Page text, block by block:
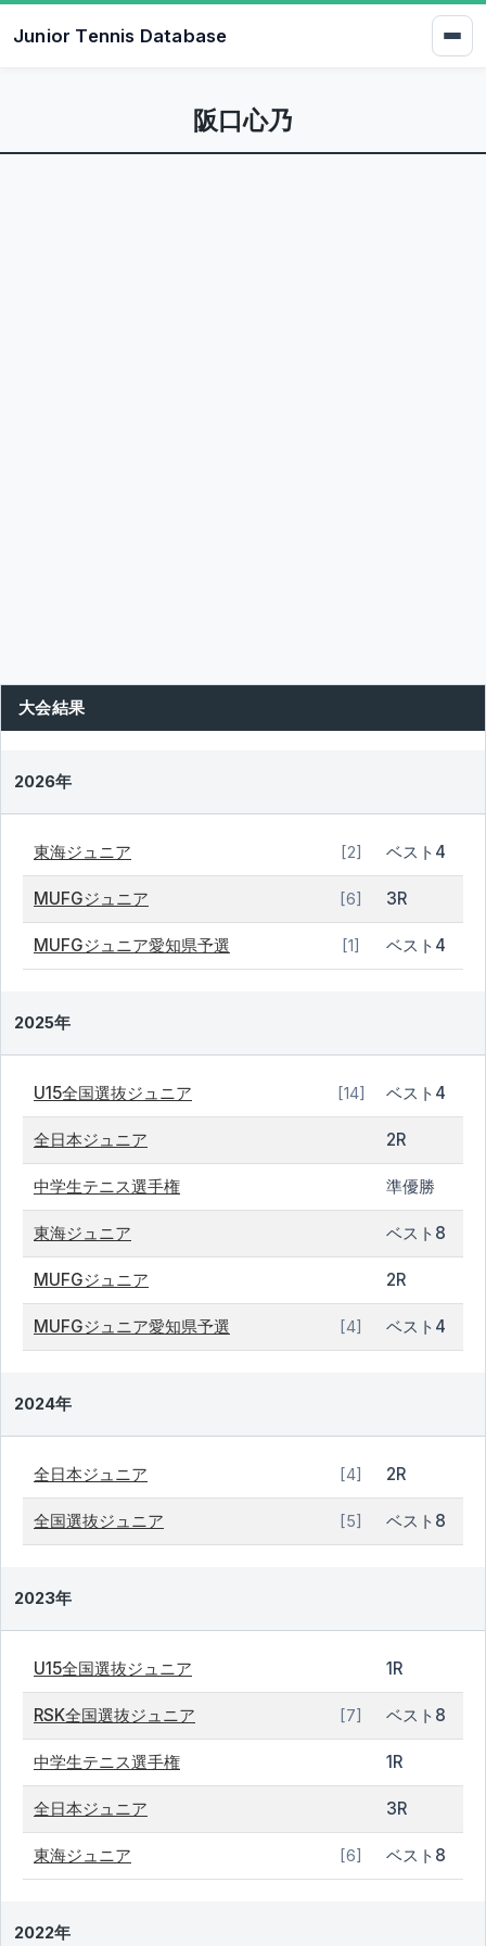
Junior Tennis Database
阪口心乃
大会結果
2026年
東海ジュニア [2] ベスト4
MUFGジュニア [6] 3R
MUFGジュニア愛知県予選 [1] ベスト4
2025年
U15全国選抜ジュニア [14] ベスト4
全日本ジュニア 2R
中学生テニス選手権 準優勝
東海ジュニア ベスト8
MUFGジュニア 2R
MUFGジュニア愛知県予選 [4] ベスト4
2024年
全日本ジュニア [4] 2R
全国選抜ジュニア [5] ベスト8
2023年
U15全国選抜ジュニア 1R
RSK全国選抜ジュニア [7] ベスト8
中学生テニス選手権 1R
全日本ジュニア 3R
東海ジュニア [6] ベスト8
2022年